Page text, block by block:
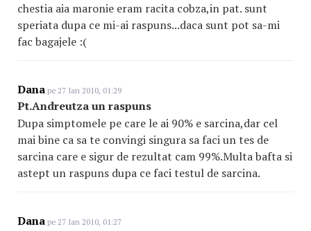
chestia aia maronie eram racita cobza,in pat. sunt
speriata dupa ce mi-ai raspuns...daca sunt pot sa-mi
fac bagajele :(
Dana pe 27 Ian 2010, 01:29
Pt.Andreutza un raspuns
Dupa simptomele pe care le ai 90% e sarcina,dar cel
mai bine ca sa te convingi singura sa faci un tes de
sarcina care e sigur de rezultat cam 99%.Multa bafta si
astept un raspuns dupa ce faci testul de sarcina.
Dana pe 27 Ian 2010, 01:27